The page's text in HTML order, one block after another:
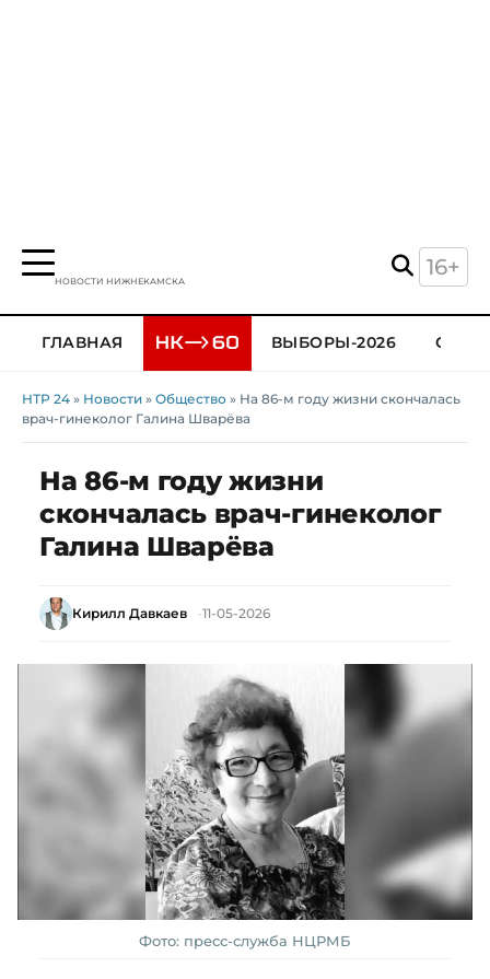
НОВОСТИ НИЖНЕКАМСКА
16+
ГЛАВНАЯ ВЫБОРЫ-2026
НТР 24 » Новости » Общество » На 86-м году жизни скончалась
врач-гинеколог Галина Шварёва
На 86-м году жизни
скончалась врач-гинеколог
Галина Шварёва
Кирилл Давкаев 11-05-2026
Фото: пресс-служба НЦРМБ